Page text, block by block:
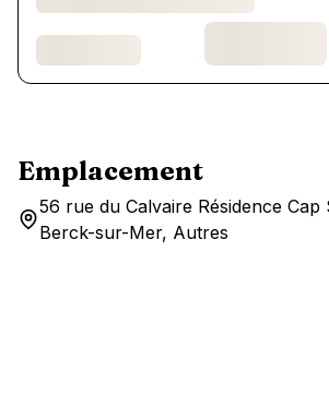
Emplacement
56 rue du Calvaire Résidence Cap
Berck-sur-Mer, Autres